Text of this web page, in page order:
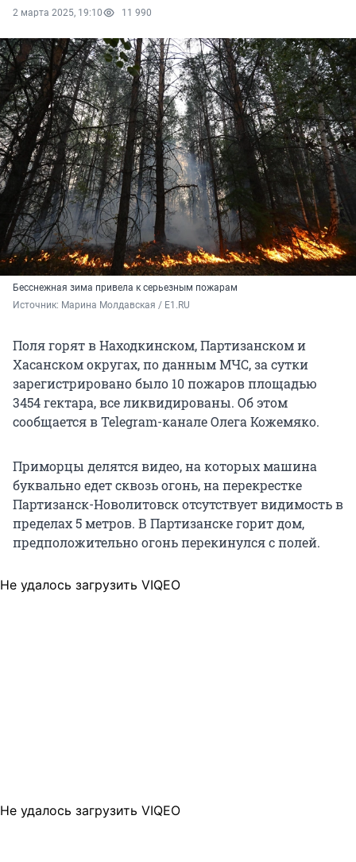
2 марта 2025, 19:10 11 990
Бесснежная зима привела к серьезным пожарам
Источник: Марина Молдавская / E1.RU
Поля горят в Находкинском, Партизанском и
Хасанском округах, по данным МЧС, за сутки
зарегистрировано было 10 пожаров площадью
3454 гектара, все ликвидированы. Об этом
сообщается в Telegram-канале Олега Кожемяко.
Приморцы делятся видео, на которых машина
буквально едет сквозь огонь, на перекрестке
Партизанск-Новолитовск отсутствует видимость в
пределах 5 метров. В Партизанске горит дом,
предположительно огонь перекинулся с полей.
Не удалось загрузить VIQEO
Не удалось загрузить VIQEO